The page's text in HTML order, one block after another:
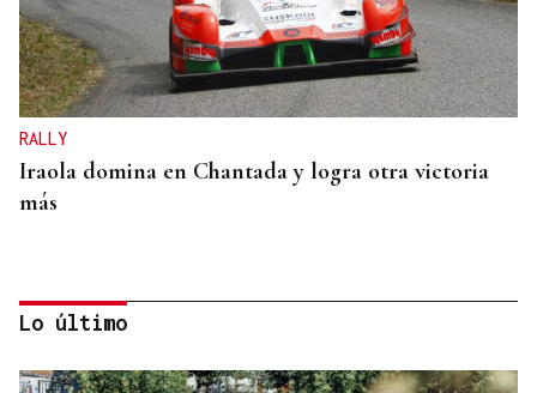
RALLY
Iraola domina en Chantada y logra otra victoria
más
Lo último